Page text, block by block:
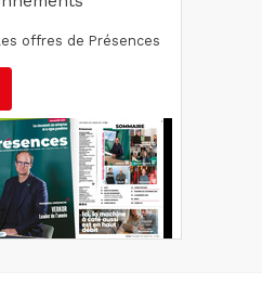
offres de Présences